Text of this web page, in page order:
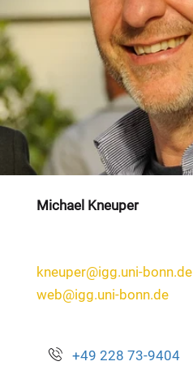
Michael Kneuper
kneuper@igg.uni-bonn.de
web@igg.uni-bonn.de
+49 228 73-9404